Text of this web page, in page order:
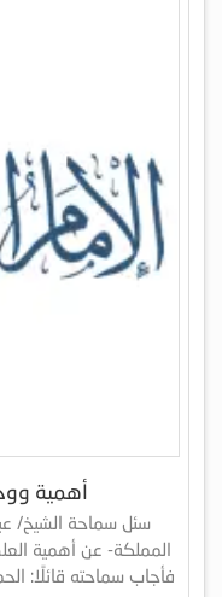
أهمية
سئل سماحة الشيخ/
المملكة- عن أهمية
فأجاب سماحته قائلًا: